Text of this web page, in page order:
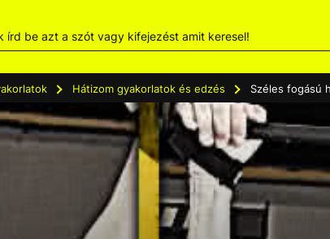
Hátizom gyakorlatok és edzés Széles fogású